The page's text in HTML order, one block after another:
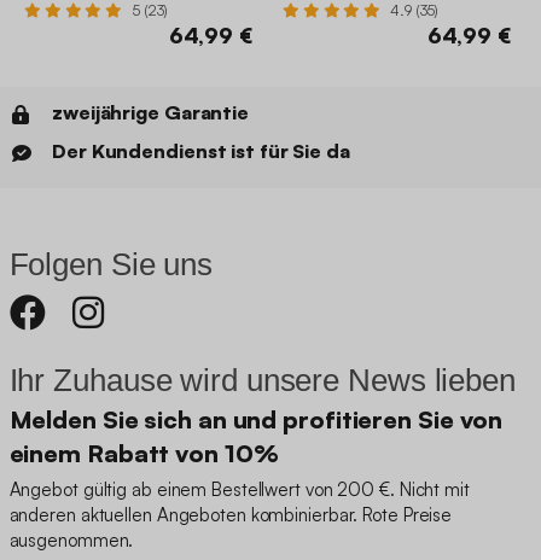
5 (23)
64,99 €
4.9 (35)
64,99 €
zweijährige Garantie
Der Kundendienst ist für Sie da
Folgen Sie uns
Ihr Zuhause wird unsere News lieben
Melden Sie sich an und profitieren Sie von
einem Rabatt von 10%
Angebot gültig ab einem Bestellwert von 200 €. Nicht mit
anderen aktuellen Angeboten kombinierbar. Rote Preise
ausgenommen.